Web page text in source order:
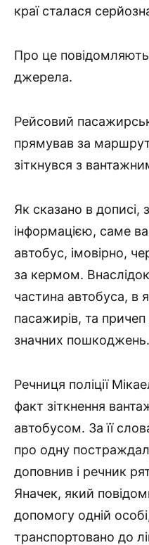
краї сталася
Про це повідомляють
джерела.
Рейсовий
прямував за
зіткнувся з
Як сказано в дописі,
інформацією, саме
автобус, імовірно,
за кермом.
частина автобуса, в
пасажирів, та
значних пошкоджень.
Речниця поліції
факт зіткнення
автобусом. За її
про одну
доповнив і речник
Яначек, який
допомогу одній
транспортовано до